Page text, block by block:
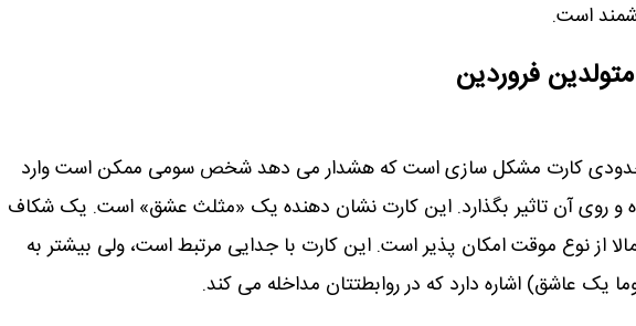
است.
متولدین فروردین
حدودی کارت مشکل سازی است که ھشدار می دھد شخص سومی ممکن است وارد
و روی آن تاثیر بگذارد. این کارت نشان دھنده یک «مثلث عشق» است. یک شکاف
از نوع موقت امکان پذیر است. این کارت با جدایی مرتبط است، ولی بیشتر به
یک عاشق) اشاره دارد که در روابطتتان مداخله می کند.